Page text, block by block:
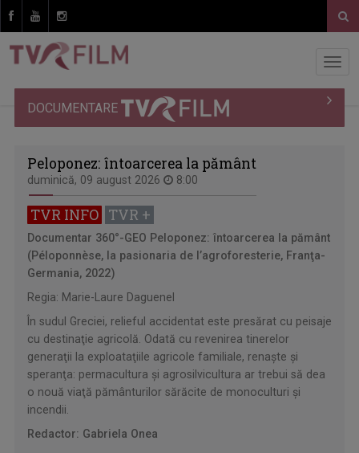
DOCUMENTARE
Peloponez: întoarcerea la pământ
duminică, 09 august 2026 8:00
TVR INFO TVR +
Documentar 360°-GEO Peloponez: întoarcerea la pământ
(Péloponnèse, la pasionaria de l’agroforesterie, Franţa-
Germania, 2022)
Regia: Marie-Laure Daguenel
În sudul Greciei, relieful accidentat este presărat cu peisaje
cu destinaţie agricolă. Odată cu revenirea tinerelor
generaţii la exploataţiile agricole familiale, renaşte şi
speranţa: permacultura şi agrosilvicultura ar trebui să dea
o nouă viaţă pământurilor sărăcite de monoculturi şi
incendii.
Redactor: Gabriela Onea